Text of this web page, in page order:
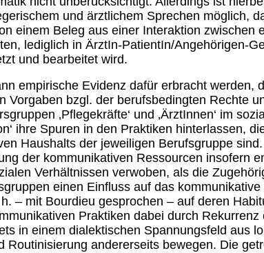
und ärztlichem Sprechen möglich,
einem Beleg aus einer Interaktion zwischen
lediglich in ÄrztIn-PatientIn/Angehörigen-
und bearbeitet wird.
empirische Evidenz dafür erbracht werden,
Vorgaben bzgl. der berufsbedingten Rechte
‚Pflegekräfte‘ und ‚ÄrztInnen‘ im
ihre Spuren in den Praktiken hinterlassen,
Haushalts der jeweiligen Berufsgruppe
der kommunikativen Ressourcen insofern
Verhältnissen verwoben, als die
einen Einfluss auf das
– mit Bourdieu gesprochen – auf deren
Praktiken dabei durch
in einem dialektischen Spannungsfeld aus
Routinisierung andererseits bewegen. Die